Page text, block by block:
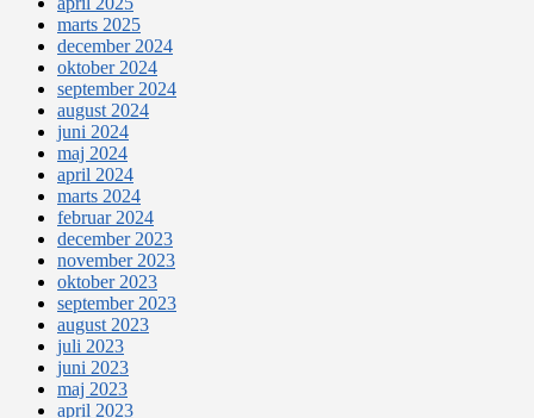
marts 2025
december 2024
oktober 2024
september 2024
august 2024
juni 2024
maj 2024
april 2024
marts 2024
februar 2024
december 2023
november 2023
oktober 2023
september 2023
august 2023
juli 2023
juni 2023
maj 2023
april 2023